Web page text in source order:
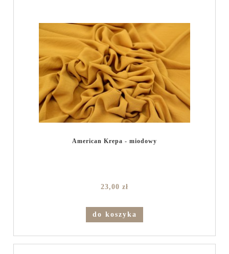
American Krepa - miodowy
23,00 zł
do koszyka